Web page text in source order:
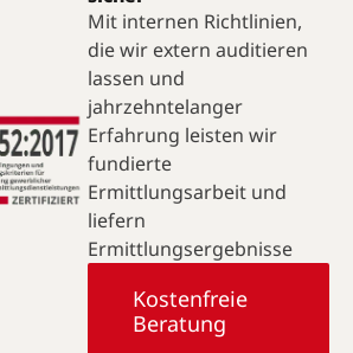
Mit internen Richtlinien,
die wir extern auditieren
lassen und
jahrzehntelanger
Erfahrung leisten wir
fundierte
Ermittlungsarbeit und
liefern
Ermittlungsergebnisse
Kostenfreie
Beratung